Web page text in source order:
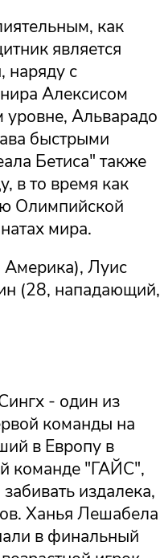
как
является
наряду с
Алексисом
Альварадо
быстрыми
Бетиса" также
в то время как
Олимпийской
мира.
Америка), Луис
(28, нападающий,
- один из
команды на
в Европу в
команде "ГАЙС",
издалека,
Ханья Лешабела
в финальный